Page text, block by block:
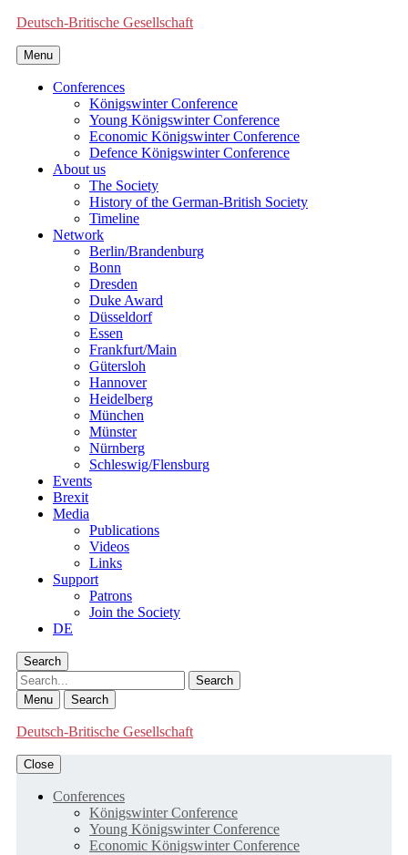
Deutsch-Britische Gesellschaft
Menu
Conferences
Königswinter Conference
Young Königswinter Conference
Economic Königswinter Conference
Defence Königswinter Conference
About us
The Society
History of the German-British Society
Timeline
Network
Berlin/Brandenburg
Bonn
Dresden
Duke Award
Düsseldorf
Essen
Frankfurt/Main
Gütersloh
Hannover
Heidelberg
München
Münster
Nürnberg
Schleswig/Flensburg
Events
Brexit
Media
Publications
Videos
Links
Support
Patrons
Join the Society
DE
Search
Search
Menu Search
Deutsch-Britische Gesellschaft
Close
Conferences
Königswinter Conference
Young Königswinter Conference
Economic Königswinter Conference